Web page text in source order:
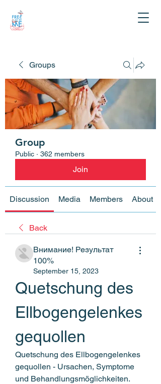
Groups
Group
Public · 362 members
Join
Discussion Media Members About
Back
Внимание! Результат
100%
September 15, 2023
Quetschung des
Ellbogengelenkes
gequollen
Quetschung des Ellbogengelenkes
gequollen - Ursachen, Symptome
und Behandlungsmöglichkeiten.